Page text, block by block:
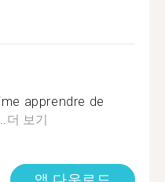
apprendre de
더 보기